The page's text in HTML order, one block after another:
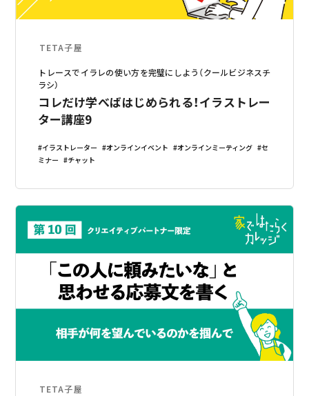
TETA子屋
トレースでイラレの使い方を完璧にしよう（クールビジネスチ
ラシ）
コレだけ学べばはじめられる！イラストレー
ター講座9
イラストレーター オンラインイベント オンラインミーティング
セ
ミナー
チャット
TETA子屋